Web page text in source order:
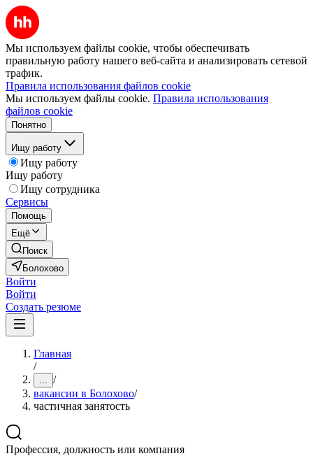
Мы используем файлы cookie, чтобы обеспечивать
правильную работу нашего веб-сайта и анализировать сетевой
трафик.
Правила использования файлов cookie
Мы используем файлы cookie. Правила использования
файлов cookie
Понятно
Ищу работу
Ищу работу
Ищу работу
Ищу сотрудника
Сервисы
Помощь
Ещё
Поиск
Болохово
Войти
Войти
Создать резюме
Главная
/
... /
вакансии в Болохово/
частичная занятость
Профессия, должность или компания